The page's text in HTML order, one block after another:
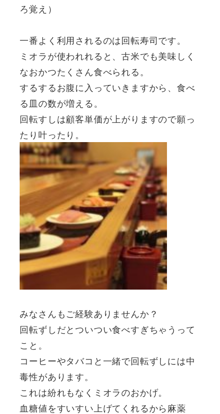
ろ覚え）
一番よく利用されるのは回転寿司です。
ミオラが使われれると、古米でも美味しく
なおかつたくさん食べられる。
するするお腹に入っていきますから、食べ
る皿の数が増える。
回転すしは顧客単価が上がりますので願っ
たり叶ったり。
みなさんもご経験ありませんか？
回転ずしだとついつい食べすぎちゃうって
こと。
コーヒーやタバコと一緒で回転ずしには中
毒性があります。
これは紛れもなくミオラのおかげ。
血糖値をすいすい上げてくれるから麻薬